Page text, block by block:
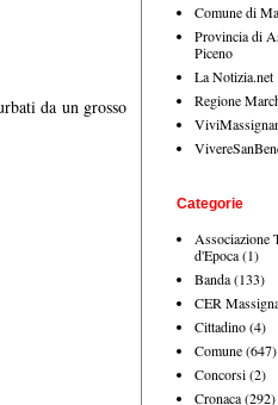
da un grosso
Comune di
Provincia di
Piceno
La Notizia.net
Regione
Categorie
Associazione
d'Epoca(1)
Banda(133)
CER
Cittadino(4)
Comune(647)
Concorsi(2)
Cronaca(292)